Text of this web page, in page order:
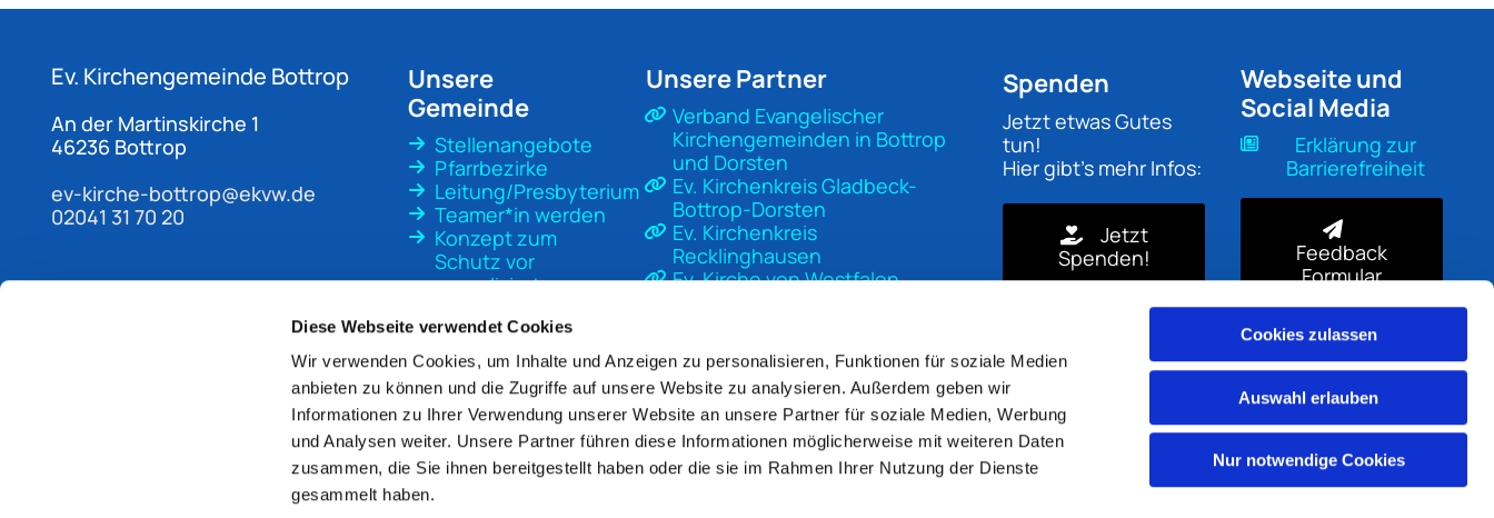
Diese Webseite verwendet Cookies
Wir verwenden Cookies, um Inhalte und Anzeigen zu personalisieren, Funktionen für soziale Medien
anbieten zu können und die Zugriffe auf unsere Website zu analysieren. Außerdem geben wir
Informationen zu Ihrer Verwendung unserer Website an unsere Partner für soziale Medien, Werbung
und Analysen weiter. Unsere Partner führen diese Informationen möglicherweise mit weiteren Daten
zusammen, die Sie ihnen bereitgestellt haben oder die sie im Rahmen Ihrer Nutzung der Dienste
gesammelt haben.
Cookies zulassen
Auswahl erlauben
Nur notwendige Cookies
Ev. Kirchengemeinde Bottrop
An der Martinskirche 1
46236 Bottrop
ev-kirche-bottrop@ekvw.de
02041 31 70 20
Unsere
Gemeinde
Stellenangebote
Pfarrbezirke
Leitung/Presbyterium
Teamer*in werden
Konzept zum
Schutz vor
sexualisierter
Unsere Partner
Verband Evangelischer
Kirchengemeinden in Bottrop
und Dorsten
Ev. Kirchenkreis Gladbeck-
Bottrop-Dorsten
Ev. Kirchenkreis
Recklinghausen
Ev. Kirche von Westfalen
Bottrop-Dorsten
Unsere Kirche
Mach Kirche
Spenden
Jetzt etwas Gutes
tun!
Hier gibt's mehr Infos:
Jetzt
Spenden!
Webseite und
Social Media
Erklärung zur
Barrierefreiheit
Feedback
Formular